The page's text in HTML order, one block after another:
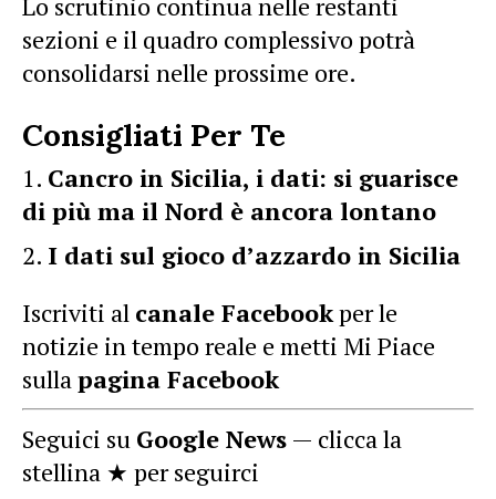
sezioni e il quadro complessivo potrà
consolidarsi nelle prossime ore.
Consigliati Per Te
Cancro in Sicilia, i dati: si guarisce
di più ma il Nord è ancora lontano
I dati sul gioco d’azzardo in Sicilia
Iscriviti al canale Facebookper le
notizie in tempo reale e metti Mi Piace
sullapagina Facebook
Seguici su Google News — clicca la
stellina ★ per seguirci